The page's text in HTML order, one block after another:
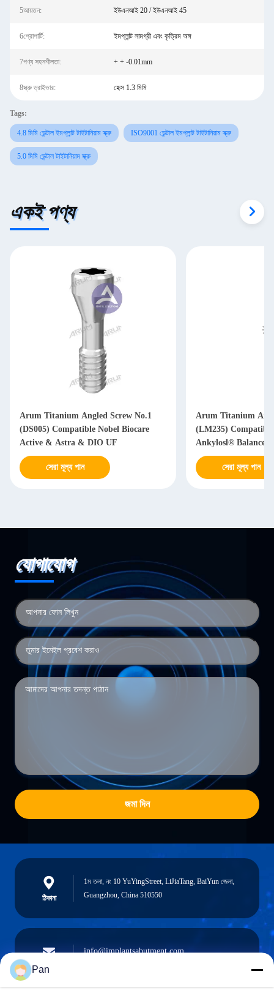
5আয়তন: ইউএনআই 20 / ইউএনআই 45
6প্রোপার্টি: ইমপ্লান্ট সামগ্রী এবং কৃত্রিম অঙ্গ
7পণ্য সহনশীলতা: + + -0.01mm
8স্ক্রু ড্রাইভার: হেক্স 1.3 মিমি
Tags:
4.8 মিমি ডেন্টাল ইমপ্লান্ট টাইটানিয়াম স্ক্রু ISO9001 ডেন্টাল ইমপ্লান্ট টাইটানিয়াম স্ক্রু
5.0 মিমি ডেন্টাল টাইটানিয়াম স্ক্রু
একই পণ্য
Arum Titanium Angled Screw No.1
(DS005) Compatible Nobel Biocare
Active & Astra & DIO UF
সেরা মূল্য পান
Arum Titanium
(LM235)
Ankylosl® Balance
সেরা মূল্য পান
যোগাযোগ
জমা দিন
ঠিকানা
1ম তলা, নং 10 YuYingStreet, LiJiaTang, BaiYun জেলা,
Guangzhou, China 510550
ই-মেইল
info@implantsabutment.com
Pan